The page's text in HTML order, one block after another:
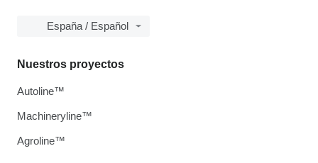
España / Español
Nuestros proyectos
Autoline™
Machineryline™
Agroline™